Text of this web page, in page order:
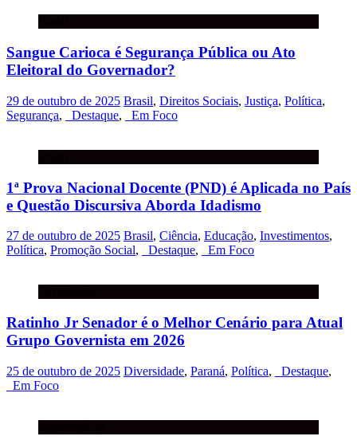
Sangue Carioca é Segurança Pública ou Ato
Eleitoral do Governador?
29 de outubro de 2025 Brasil, Direitos Sociais, Justiça, Política,
Segurança, _Destaque, _Em Foco
1ª Prova Nacional Docente (PND) é Aplicada no País
e Questão Discursiva Aborda Idadismo
27 de outubro de 2025 Brasil, Ciência, Educação, Investimentos,
Política, Promoção Social, _Destaque, _Em Foco
Ratinho Jr Senador é o Melhor Cenário para Atual
Grupo Governista em 2026
25 de outubro de 2025 Diversidade, Paraná, Política, _Destaque,
_Em Foco